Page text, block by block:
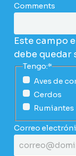
Comments
Este campo
debe quedar
Tengo:*
Aves de
Cerdos
Rumiantes
Correo